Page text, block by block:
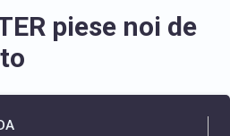
piese noi de